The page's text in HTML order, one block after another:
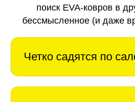
поиск EVA-ковров в
бессмысленное (и даже
Четко садятся по